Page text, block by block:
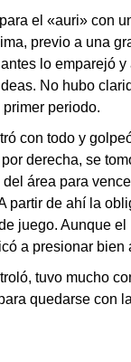
el «auri» con
previo a una
lo emparejó y
No hubo
periodo.
con todo y
derecha, se
área para
partir de ahí la
juego. Aunque
a presionar
tuvo mucho
quedarse con